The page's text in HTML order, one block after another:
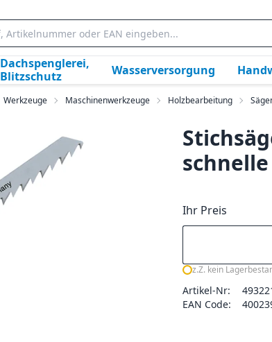
Dachspenglerei,
Blitzschutz
Wasserversorgung
Werkzeuge Maschinenwerkzeuge Holzbearbeitung
Ihr Preis
z.Z. kein
Artikel-Nr:
EAN Code: